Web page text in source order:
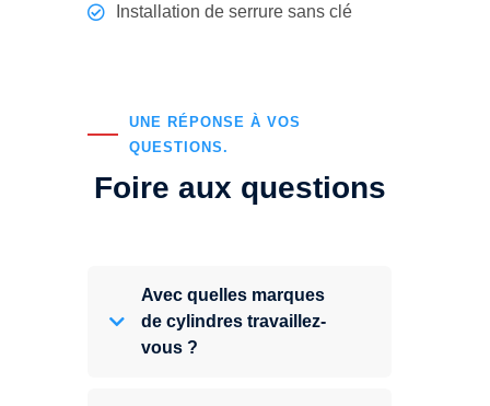
Installation de serrure sans clé
UNE RÉPONSE À VOS
QUESTIONS.
Foire aux questions
Avec quelles marques
de cylindres travaillez-
vous ?